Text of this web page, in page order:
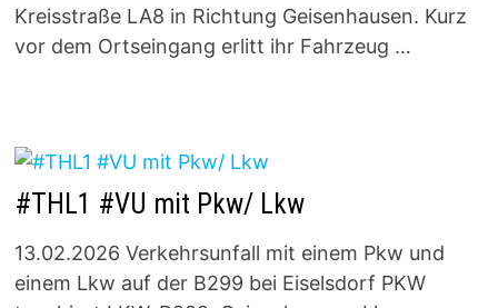
Kreisstraße LA8 in Richtung Geisenhausen. Kurz
vor dem Ortseingang erlitt ihr Fahrzeug …
#THL1 #VU mit Pkw/ Lkw
13.02.2026 Verkehrsunfall mit einem Pkw und
einem Lkw auf der B299 bei Eiselsdorf PKW